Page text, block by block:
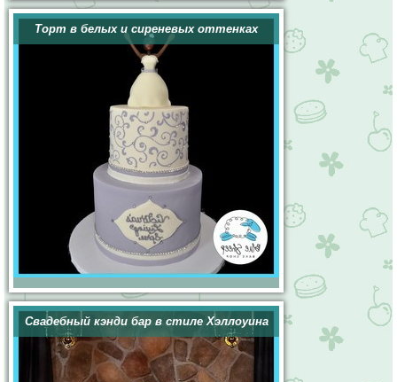
Торт в белых и сиреневых оттенках
Свадебный кэнди бар в стиле Хэллоуина